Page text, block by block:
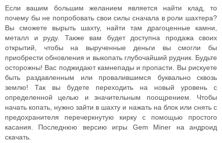
Если вашим большим желанием является найти клад, то
почему бы не попробовать свои силы сначала в роли шахтера?
Вы сможете вырыть шахту, найти там драгоценные камни,
металл и руду. Также вам будет доступна продажа своих
открытий, чтобы на вырученные деньги вы смогли бы
приобрести обновления и выкопать глубочайший рудник. Будьте
осторожны! Вас поджидают камнепады и пропасти. Вы рискуете
быть раздавленным или провалившимся буквально сквозь
землю! Так вы будете переходить на новый уровень с
определенной целью и значительным поощрением. Чтобы
начать копать, нужно зайти в шахту и нажать на блок или снять с
предохранителя перечеркнутую кирку с помощью простого
касания. Последнюю версию игры Gem Miner на андроид
скачать.